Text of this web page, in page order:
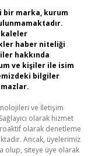
bir marka, kurum
haber niteliği
hakkında
ve kişiler ile isim
bilgiler
ve İletişim
olarak hizmet
olarak denetleme
Ancak, üyelerimiz
olup, siteye üye olarak